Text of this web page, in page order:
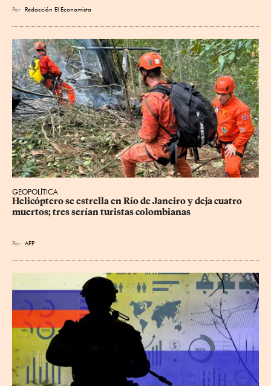
Por Redacción El Economista
GEOPOLÍTICA
Helicóptero se estrella en Río de Janeiro y deja cuatro
muertos; tres serían turistas colombianas
Por AFP